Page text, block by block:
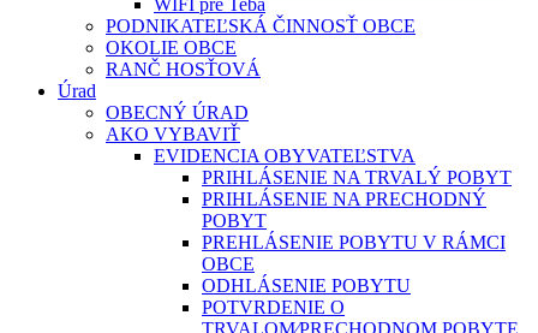
WIFI pre Teba
PODNIKATEĽSKÁ ČINNOSŤ OBCE
OKOLIE OBCE
RANČ HOSŤOVÁ
Úrad
OBECNÝ ÚRAD
AKO VYBAVIŤ
EVIDENCIA OBYVATEĽSTVA
PRIHLÁSENIE NA TRVALÝ POBYT
PRIHLÁSENIE NA PRECHODNÝ
POBYT
PREHLÁSENIE POBYTU V RÁMCI
OBCE
ODHLÁSENIE POBYTU
POTVRDENIE O
TRVALOM⁄PRECHODNOM POBYTE